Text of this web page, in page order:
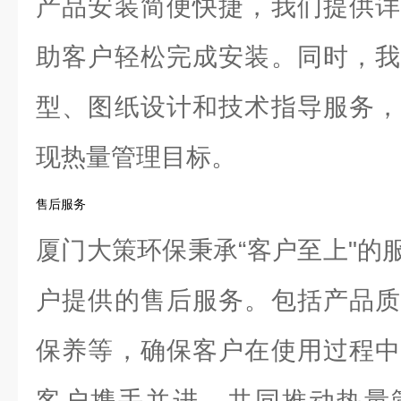
产品安装简便快捷，我们提供
助客户轻松完成安装。同时，
型、图纸设计和技术指导服务
现热量管理目标。
售后服务
厦门大策环保秉承“客户至上"的
户提供的售后服务。包括产品
保养等，确保客户在使用过程